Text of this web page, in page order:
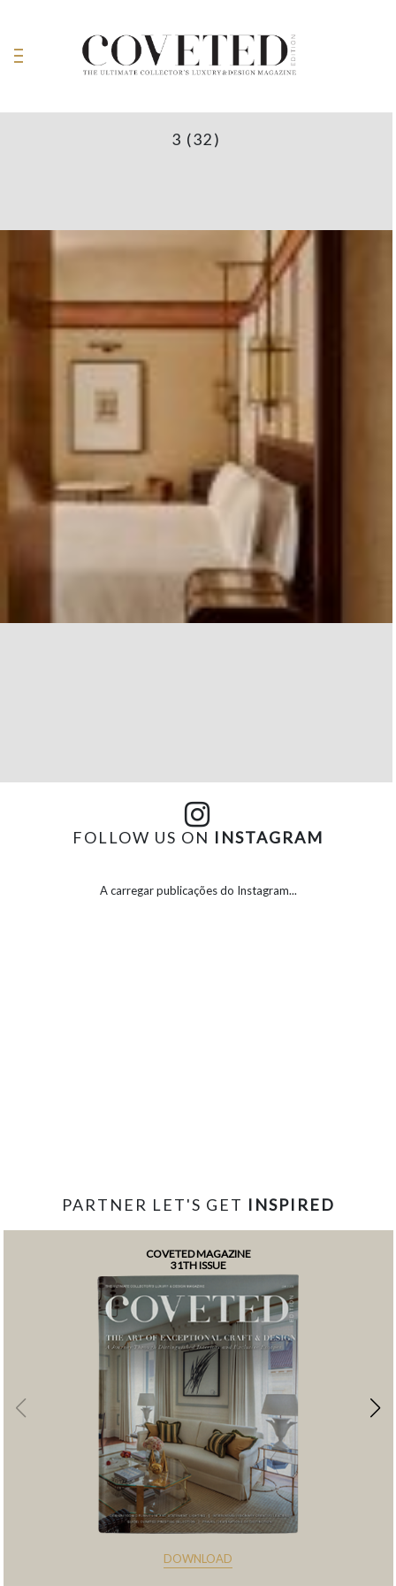
3 (32)
FOLLOW US ON INSTAGRAM
A carregar publicações do Instagram...
PARTNER LET'S GET INSPIRED
COVETED MAGAZINE
31TH ISSUE
DOWNLOAD